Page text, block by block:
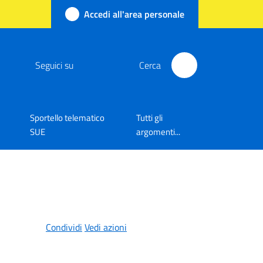
Accedi all'area personale
Seguici su Cerca
Sportello telematico
SUE
Tutti gli
argomenti...
Condividi Vedi azioni